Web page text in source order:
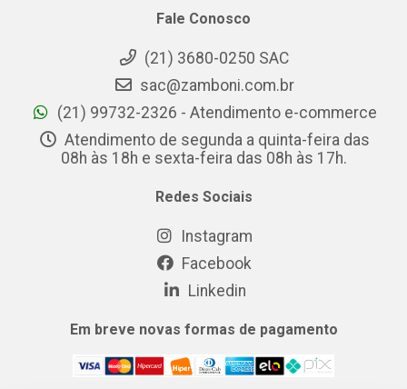
Fale Conosco
(21) 3680-0250 SAC
sac@zamboni.com.br
(21) 99732-2326 - Atendimento e-commerce
Atendimento de segunda a quinta-feira das
08h às 18h e sexta-feira das 08h às 17h.
Redes Sociais
Instagram
Facebook
Linkedin
Em breve novas formas de pagamento